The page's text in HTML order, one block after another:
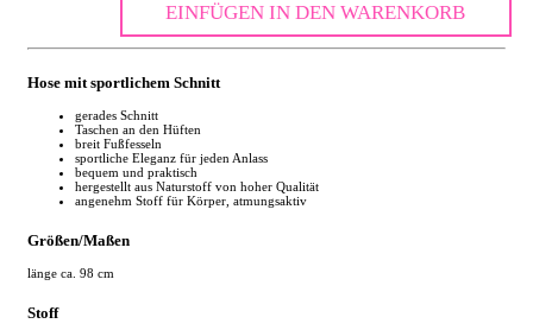
EINFÜGEN IN DEN WARENKORB
Hose mit sportlichem Schnitt
gerades Schnitt
Taschen an den Hüften
breit Fußfesseln
sportliche Eleganz für jeden Anlass
bequem und praktisch
hergestellt aus Naturstoff von hoher Qualität
angenehm Stoff für Körper, atmungsaktiv
Größen/Maßen
länge ca. 98 cm
Stoff